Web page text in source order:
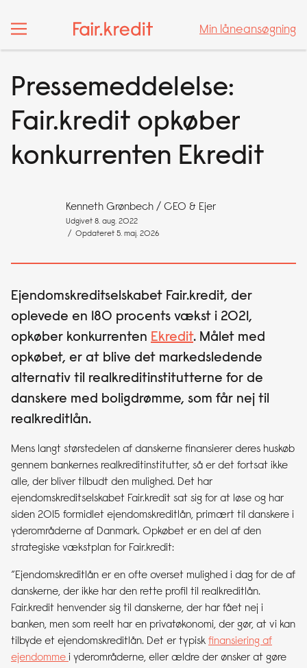
Min låneansøgning
Min låneansøgning
Pressemeddelelse:
Fair.kredit opkøber
konkurrenten Ekredit
Kenneth Grønbech / CEO & Ejer
Udgivet 8. aug. 2022
/ Opdateret 5. maj. 2026
Ejendomskreditselskabet Fair.kredit, der
oplevede en 180 procents vækst i 2021,
opkøber konkurrenten Ekredit. Målet med
opkøbet, er at blive det markedsledende
alternativ til realkreditinstitutterne for de
danskere med boligdrømme, som får nej til
realkreditlån.
Mens langt størstedelen af danskerne finansierer deres huskøb
gennem bankernes realkreditinstitutter, så er det fortsat ikke
alle, der bliver tilbudt den mulighed. Det har
ejendomskreditselskabet Fair.kredit sat sig for at løse og har
siden 2015 formidlet ejendomskreditlån, primært til danskere i
yderområderne af Danmark. Opkøbet er en del af den
strategiske vækstplan for Fair.kredit:
“Ejendomskreditlån er en ofte overset mulighed i dag for de af
danskerne, der ikke har den rette profil til realkreditlån.
Fair.kredit henvender sig til danskerne, der har fået nej i
banken, men som reelt har en privatøkonomi, der gør, at vi kan
tilbyde et ejendomskreditlån. Det er typisk finansiering af
ejendomme i yderområderne, eller ældre der ønsker at gøre